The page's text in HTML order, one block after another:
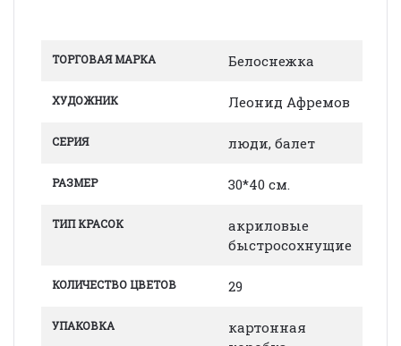
ТОРГОВАЯ МАРКА Белоснежка
ХУДОЖНИК Леонид Афремов
СЕРИЯ люди, балет
РАЗМЕР 30*40 см.
ТИП КРАСОК
акриловые
быстросохнущие
КОЛИЧЕСТВО ЦВЕТОВ 29
УПАКОВКА
картонная